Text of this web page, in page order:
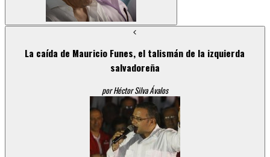
La caída de Mauricio Funes, el talismán de la izquierda
salvadoreña
por Héctor Silva Ávalos